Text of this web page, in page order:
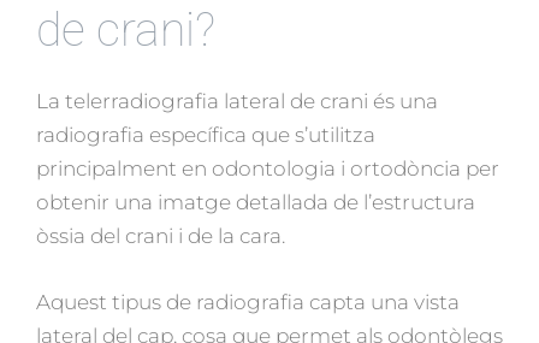
de crani?
La telerradiografia lateral de crani és una
radiografia específica que s’utilitza
principalment en odontologia i ortodòncia per
obtenir una imatge detallada de l’estructura
òssia del crani i de la cara.
Aquest tipus de radiografia capta una vista
lateral del cap, cosa que permet als odontòlegs